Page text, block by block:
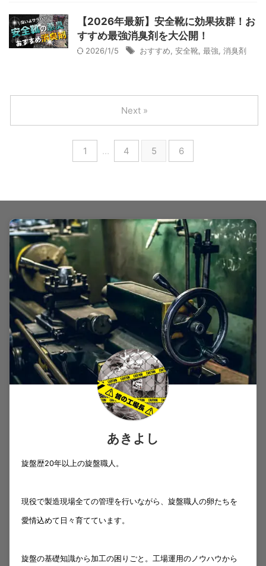
【2026年最新】安全靴に効果抜群！お
すすめ最強消臭剤を大公開！
2026/1/5 おすすめ, 安全靴, 最強, 消臭剤
1 … 4 5 6
Next »
あきよし
旋盤歴20年以上の旋盤職人。
現役で製造現場全ての管理を行いながら、旋盤職人の卵たちを
愛情込めて日々育てています。
旋盤の基礎知識から加工の困りごと。工場運用のノウハウから